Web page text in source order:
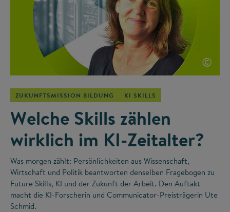
©
ZUKUNFTSMISSION BILDUNG KI SKILLS
Welche Skills zählen
wirklich im KI-Zeitalter?
Was morgen zählt: Persönlichkeiten aus Wissenschaft,
Wirtschaft und Politik beantworten denselben Fragebogen zu
Future Skills, KI und der Zukunft der Arbeit. Den Auftakt
macht die KI-Forscherin und Communicator-Preisträgerin Ute
Schmid.